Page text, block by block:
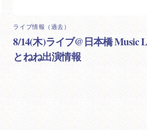
ライブ情報（過去）
8/14(木)ライブ@日本橋 Music
とねね出演情報